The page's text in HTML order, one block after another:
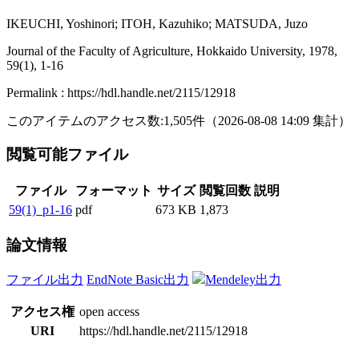
IKEUCHI, Yoshinori; ITOH, Kazuhiko; MATSUDA, Juzo
Journal of the Faculty of Agriculture, Hokkaido University, 1978,
59(1), 1-16
Permalink : https://hdl.handle.net/2115/12918
このアイテムのアクセス数:1,505件 （2026-08-08 14:09 集計）
閲覧可能ファイル
ファイル フォーマット サイズ 閲覧回数 説明
59(1)_p1-16 pdf 673 KB 1,873
論文情報
ファイル出力 EndNote Basic出力 Mendeley出力
アクセス権 open access
URI
https://hdl.handle.net/2115/12918